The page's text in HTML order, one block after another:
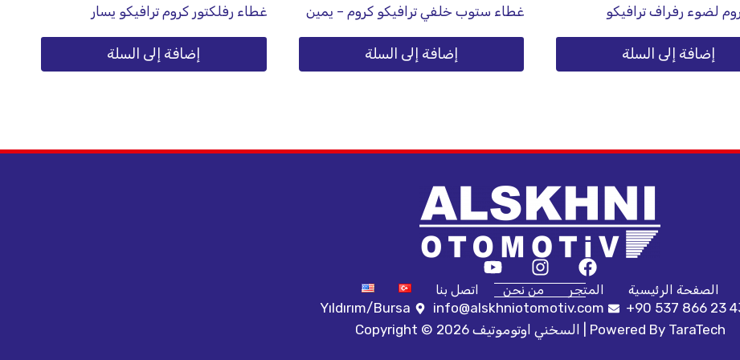
لضوء رفراف ترافيكو
إضافة إلى السلة
غطاء ستوب خلفي ترافيكو كروم – يمين
إضافة إلى السلة
غطاء رفلكتور كروم ترافيكو يسار
إضافة إلى السلة
الصفحة الرئيسية المتجر من نحن اتصل بنا
+90 537 866 23
info@alskhniotomotiv.com
Yıldırım/Bursa
Copyright © 2026 السخني اوتوموتيف | Powered By TaraTech